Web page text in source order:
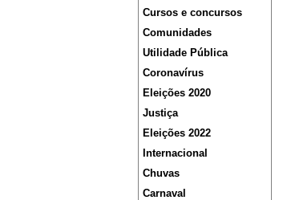
Cursos e concursos
Comunidades
Utilidade Pública
Coronavírus
Eleições 2020
Justiça
Eleições 2022
Internacional
Chuvas
Carnaval